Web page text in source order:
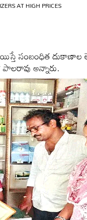
AT HIGH PRICES
సంబంధిత దుకాణాల
అన్నారు.